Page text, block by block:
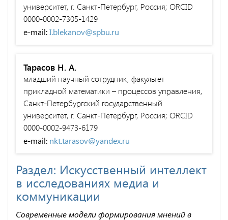
университет, г. Санкт-Петербург, Россия; ORCID
0000-0002-7305-1429
e-mail:I.blekanov@spbu.ru
Тарасов Н. А.
младший научный сотрудник, факультет
прикладной математики – процессов управления,
Санкт-Петербургский государственный
университет, г. Санкт-Петербург, Россия; ORCID
0000-0002-9473-6179
e-mail: nkt.tarasov@yandex.ru
Раздел: Искусственный интеллект
в исследованиях медиа и
коммуникации
Современные модели формирования мнений в